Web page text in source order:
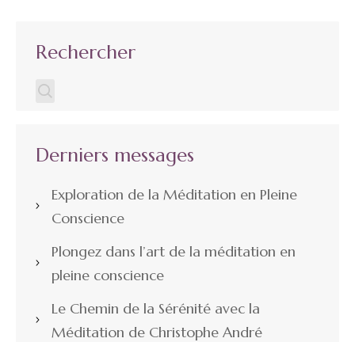
Rechercher
Derniers messages
Exploration de la Méditation en Pleine
Conscience
Plongez dans l’art de la méditation en
pleine conscience
Le Chemin de la Sérénité avec la
Méditation de Christophe André